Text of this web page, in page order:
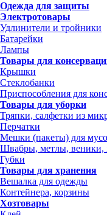
Одежда для защиты
Электротовары
Удлинители и тройники
Батарейки
Лампы
Товары для
Крышки
Стеклобанки
Приспособления для
Товары для уборки
Тряпки, салфетки из
Перчатки
Мешки (пакеты) для
Швабры, метлы, веники,
Губки
Товары для хранения
Вешалка для одежды
Контейнера, корзины
Хозтовары